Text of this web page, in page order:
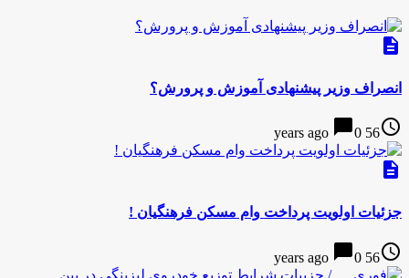
description
انصراف وزیر پیشنهادی آموزش و پرورش؟
access_time
56 years ago
chat_bubble0
description
جزئیات اولویت پرداخت وام مسکن فرهنگیان !
access_time
56 years ago
chat_bubble0